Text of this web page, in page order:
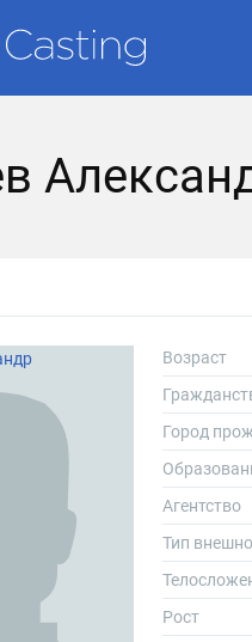
Возраст
Город
Агентство
Тип
Рост